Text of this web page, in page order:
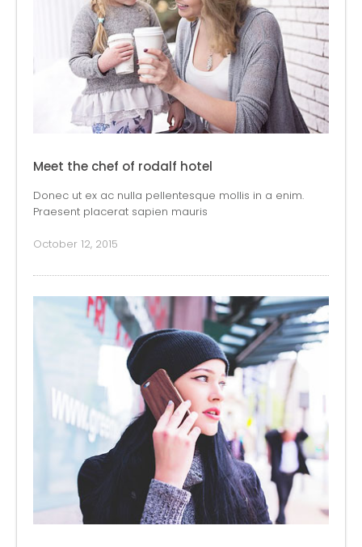
Meet the chef of rodalf hotel
Donec ut ex ac nulla pellentesque mollis in a enim.
Praesent placerat sapien mauris
October 12, 2015